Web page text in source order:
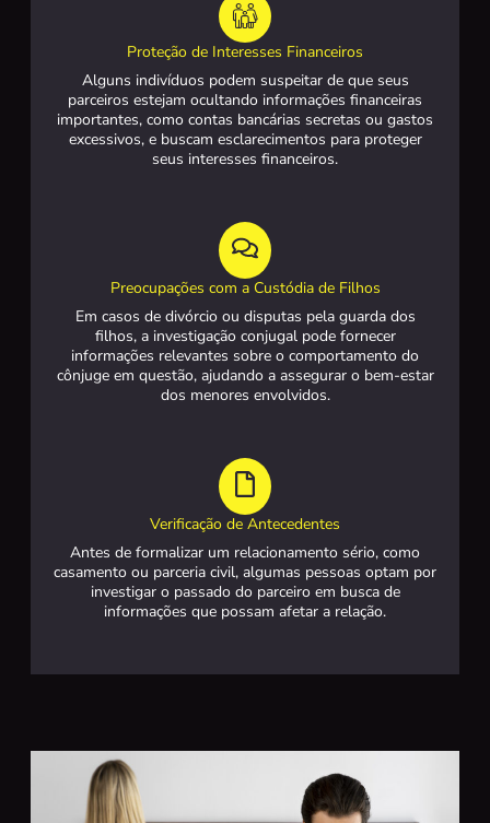
Proteção de Interesses Financeiros
Alguns indivíduos podem suspeitar de que seus
parceiros estejam ocultando informações financeiras
importantes, como contas bancárias secretas ou gastos
excessivos, e buscam esclarecimentos para proteger
seus interesses financeiros.
Preocupações com a Custódia de Filhos
Em casos de divórcio ou disputas pela guarda dos
filhos, a investigação conjugal pode fornecer
informações relevantes sobre o comportamento do
cônjuge em questão, ajudando a assegurar o bem-estar
dos menores envolvidos.
Verificação de Antecedentes
Antes de formalizar um relacionamento sério, como
casamento ou parceria civil, algumas pessoas optam por
investigar o passado do parceiro em busca de
informações que possam afetar a relação.